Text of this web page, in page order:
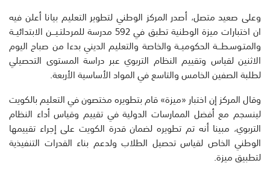
وعلى صعيد متصل، أصدر المركز الوطني لتطوير التعليم بيانا أعلن فيه
ان اختبارات ميزة الوطنية تطبق في 592 مدرسة للمرحلتـيـــن الابتدائيــة
والمتـوسـطـــة الحكوميــة والخاصة والتعليم الديني بدءا من صباح اليوم
الاثنين لقياس وتقييم النظام التربوي عبر دراسة المستوى التحصيلي
لطلبة الصفين الخامس والتاسع في المواد الأساسية الأربعة.
وقال المركز إن اختبار «ميزة» قام بتطويره مختصون في التعليم بالكويت
لينسجم مع أفضل الممارسات الدولية في تقييم وقياس أداء النظام
التربوي، مبينا أنه تم تطويره لضمان قدرة الكويت على إجراء تقييمها
الوطني الخاص لقياس تحصيل الطلاب ولدعم بناء القدرات التنفيذية
لتطبيق ميزة.